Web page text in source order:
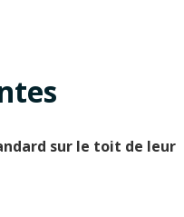
sur le toit de leur